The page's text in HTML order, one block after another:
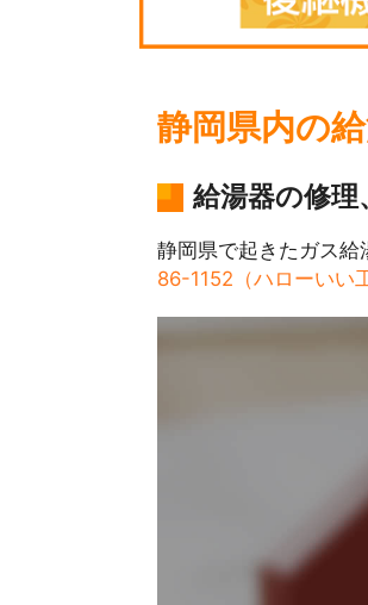
静岡県内の
給湯器の修
静岡県で起きたガス
86-1152（ハローいい